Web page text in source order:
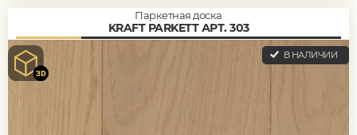
Паркетная доска
KRAFT PARKETT АРТ. 303
В НАЛИЧИИ